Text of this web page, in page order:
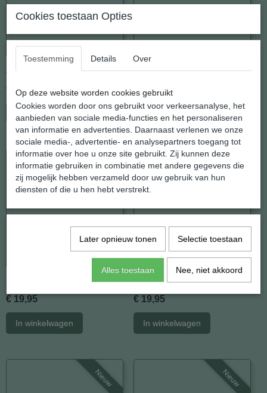
Amethist Parel Armband
€ 14,95
Agaat Armband
€ 19,95
Nieuw
€ 19,95
In winkelwagen
Nieuw
Turkoois Zilver Armband
€ 19,95
In winkelwagen
Nieuw Nieuw
Cookies toestaan Opties
Toestemming Details Over
Op deze website worden cookies gebruikt
Cookies worden door ons gebruikt voor verkeersanalyse, het
aanbieden van sociale media-functies en het personaliseren
van informatie en advertenties. Daarnaast verlenen we onze
sociale media-, advertentie- en analysepartners toegang tot
informatie over hoe u onze site gebruikt. Zij kunnen deze
informatie gebruiken in combinatie met andere gegevens die
zij mogelijk hebben verzameld door uw gebruik van hun
diensten of die u hen hebt verstrekt.
Later opnieuw tonen Selectie toestaan
Alles toestaan Nee, niet akkoord